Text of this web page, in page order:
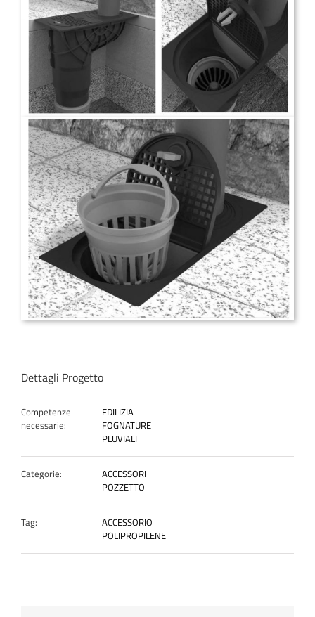
Dettagli Progetto
Competenze
necessarie:
EDILIZIA
FOGNATURE
PLUVIALI
Categorie:
ACCESSORI
POZZETTO
Tag:
ACCESSORIO
POLIPROPILENE